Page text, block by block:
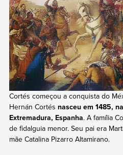
Cortés começou a conquista do
Hernán Cortés nasceu em 1485,
Extremadura, Espanha. A família
de fidalguia menor. Seu pai era
mãe Catalina Pizarro Altamirano.